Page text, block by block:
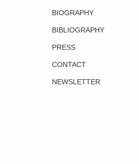
BIOGRAPHY
BIBLIOGRAPHY
PRESS
CONTACT
NEWSLETTER